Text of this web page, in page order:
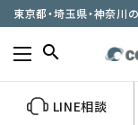
東京都・埼玉県・神奈川
search
LINE相談